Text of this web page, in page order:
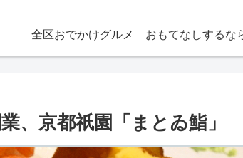
全区おでかけグルメ
、京都祇園「まとゐ鮨」